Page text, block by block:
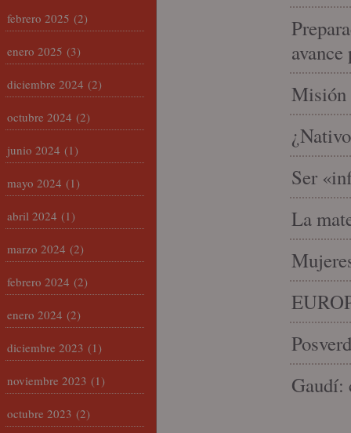
Misión
Ser
La
Gaudí:
febrero 2025 (2)
enero 2025 (3)
diciembre 2024 (2)
octubre 2024 (2)
junio 2024 (1)
mayo 2024 (1)
abril 2024 (1)
marzo 2024 (2)
febrero 2024 (2)
enero 2024 (2)
diciembre 2023 (1)
noviembre 2023 (1)
octubre 2023 (2)